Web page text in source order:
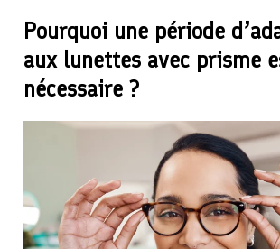
Pourquoi une période
aux lunettes avec prisme
nécessaire ?